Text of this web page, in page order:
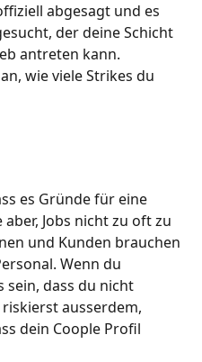
abgesagt und es
der deine Schicht
antreten kann.
wie viele Strikes du
es Gründe für eine
Jobs nicht zu oft zu
und Kunden brauchen
Wenn du
sein, dass du nicht
ausserdem,
dein Coople Profil